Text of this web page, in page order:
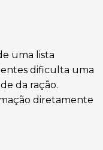
uma lista
dificulta uma
da ração.
diretamente